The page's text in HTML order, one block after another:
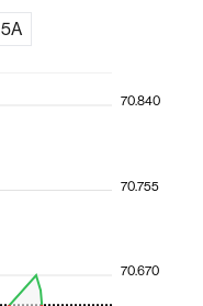
5A
70.670
70.755
70.840